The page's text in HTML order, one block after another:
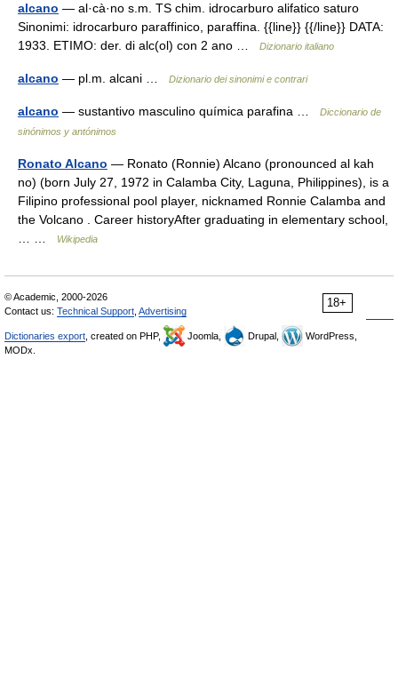
alcano — al·cà·no s.m. TS chim. idrocarburo alifatico saturo
Sinonimi: idrocarburo paraffinico, paraffina. {{line}} {{/line}} DATA:
1933. ETIMO: der. di alc(ol) con 2 ano …
Dizionario italiano
alcano — pl.m. alcani … Dizionario dei sinonimi e contrari
alcano — sustantivo masculino química parafina …
Diccionario de
sinónimos y antónimos
Ronato Alcano — Ronato (Ronnie) Alcano (pronounced al kah
no) (born July 27, 1972 in Calamba City, Laguna, Philippines), is a
Filipino professional pool player, nicknamed Ronnie Calamba and
the Volcano . Career historyAfter graduating in elementary school,
Wikipedia
18+
© Academic, 2000-2026
Contact us: Technical Support Advertising
Dictionaries export , created on PHP, Joomla, Drupal,
WordPress,
MODx.